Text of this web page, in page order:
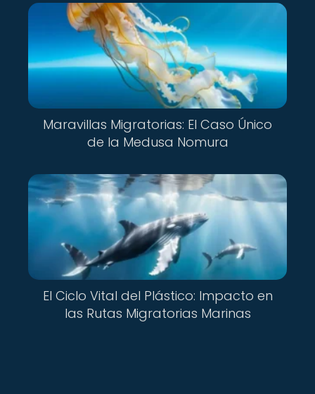
Maravillas Migratorias: El Caso Único
de la Medusa Nomura
El Ciclo Vital del Plástico: Impacto en
las Rutas Migratorias Marinas